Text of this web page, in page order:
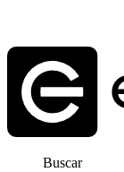
Buscar